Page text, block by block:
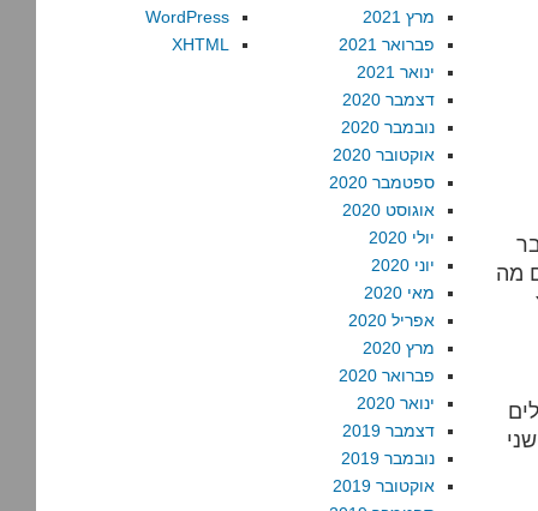
מה
מרץ 2021
פברואר 2021
ינואר 2021
דצמבר 2020
נובמבר 2020
אוקטובר 2020
ספטמבר 2020
אוגוסט 2020
יולי 2020
יוני 2020
מאי 2020
אפריל 2020
מרץ 2020
פברואר 2020
ינואר 2020
דצמבר 2019
נובמבר 2019
אוקטובר 2019
WordPress
XHTML